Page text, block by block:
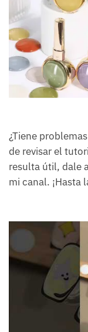
¿Tiene
de revisar el
resulta útil, dale
mi canal. ¡Hasta